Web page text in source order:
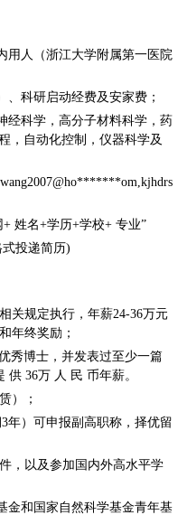
用人（浙江大学附属第一医院
、科研启动经费及安家费；
经科学，高分子材料科学，药
，自动化控制，仪器科学及
姓名+学历+学校+ 专业”
投递简历)
关规定执行，年薪24-36万元
年终奖励；
秀博士，并发表过至少一篇
36万 人 民 币年薪。
）；
年）可申报副高职称，择优留
，以及参加国内外高水平学
金和国家自然科学基金青年基